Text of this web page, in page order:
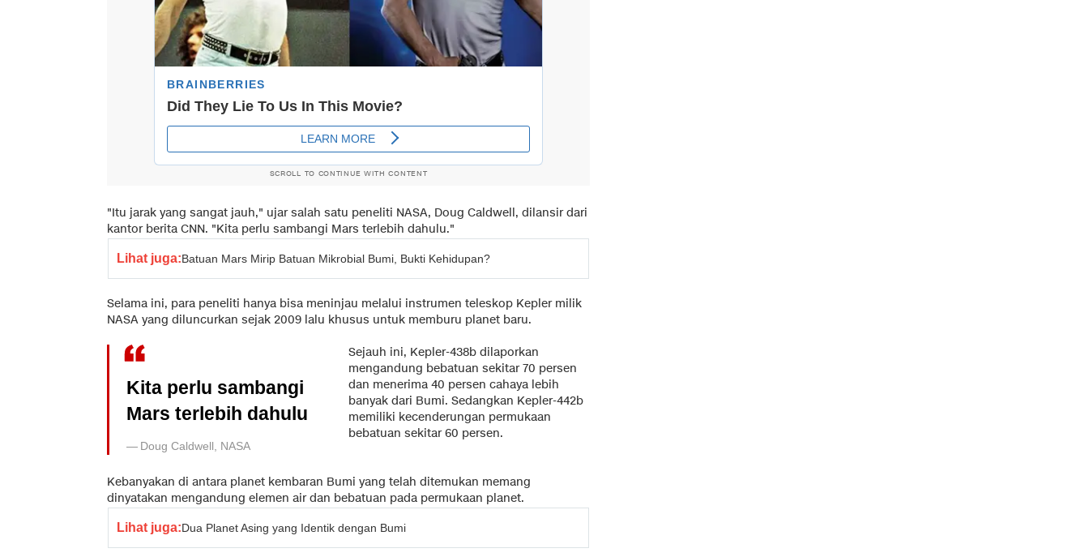
SCROLL TO CONTINUE WITH CONTENT
"Itu jarak yang sangat jauh," ujar salah satu peneliti NASA, Doug Caldwell, dilansir dari
kantor berita CNN. "Kita perlu sambangi Mars terlebih dahulu."
Lihat juga:Batuan Mars Mirip Batuan Mikrobial Bumi, Bukti Kehidupan?
Selama ini, para peneliti hanya bisa meninjau melalui instrumen teleskop Kepler milik
NASA yang diluncurkan sejak 2009 lalu khusus untuk memburu planet baru.
Kita perlu sambangi
Mars terlebih dahulu
Doug Caldwell, NASA
Sejauh ini, Kepler-438b dilaporkan
mengandung bebatuan sekitar 70 persen
dan menerima 40 persen cahaya lebih
banyak dari Bumi. Sedangkan Kepler-442b
memiliki kecenderungan permukaan
bebatuan sekitar 60 persen.
Kebanyakan di antara planet kembaran Bumi yang telah ditemukan memang
dinyatakan mengandung elemen air dan bebatuan pada permukaan planet.
Lihat juga:Dua Planet Asing yang Identik dengan Bumi